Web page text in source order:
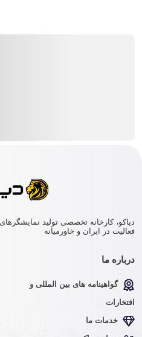
فعالیت در ایران و خاورمیانه
درباره ما
گواهینامه های بین المللی و
افتخارات
خدمات ما